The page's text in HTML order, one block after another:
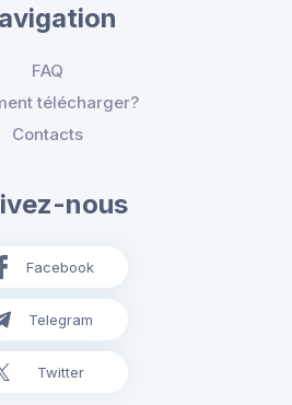
FAQ
télécharger?
Contacts
nous
Facebook
Telegram
Twitter